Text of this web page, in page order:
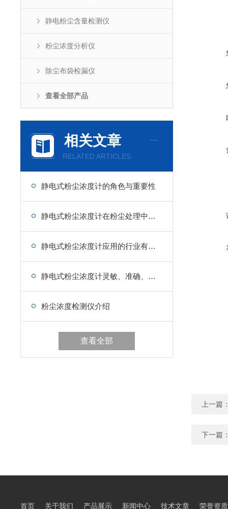
静电粉尘含量检测仪
粉尘浓度分析仪
除尘布袋检漏仪
查看全部产品
相关文章
RELATED ARTICLES
静电式粉尘浓度计的角色与重要性
静电式粉尘浓度计在粉尘处理中的关键作用
静电式粉尘浓度计应用的行业有哪些？
静电式粉尘浓度计灵敏、准确、可靠
粉尘浓度检测仪介绍
查看全部
上一篇
下一篇
首页 关于我们 产品展示 新闻中心 技术文章 荣誉资质